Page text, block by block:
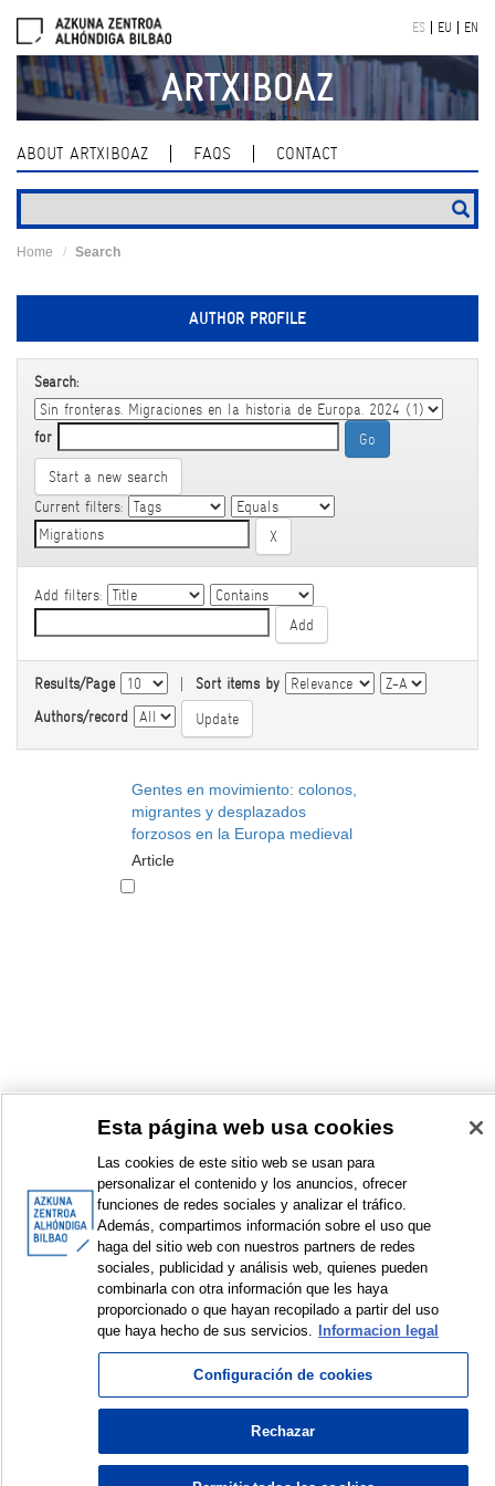
navigation
ES EU EN
ARTXIBOAZ
ABOUT ARTXIBOAZ FAQS CONTACT
Home Search
AUTHOR PROFILE
Search:
for
Start a new search
Current filters:
Add filters:
Results/Page | Sort items by
Authors/record
Gentes en movimiento: colonos,
migrantes y desplazados
forzosos en la Europa medieval
Article
< Items sorted by: 1 to 1 of 1 >
© Azkuna Zentroa - Alhóndiga Bilbao
Esta página web usa cookies
Las cookies de este sitio web se usan para
personalizar el contenido y los anuncios, ofrecer
funciones de redes sociales y analizar el tráfico.
Además, compartimos información sobre el uso que
haga del sitio web con nuestros partners de redes
sociales, publicidad y análisis web, quienes pueden
combinarla con otra información que les haya
proporcionado o que hayan recopilado a partir del uso
que haya hecho de sus servicios.
Informacion legal
Configuración de cookies
Rechazar